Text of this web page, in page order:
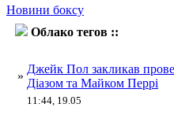
Новини боксу
Облако тегов ::
»
Джейк Пол закликав
Діазом та Майком Перрі
11:44, 19.05